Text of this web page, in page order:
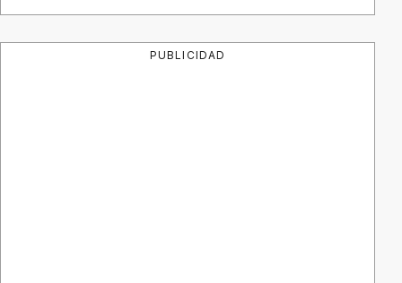
PUBLICIDAD